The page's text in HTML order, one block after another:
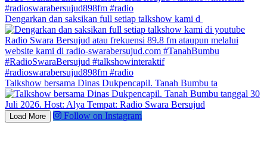
Dengarkan dan saksikan full setiap talkshow kami d
Talkshow bersama Dinas Dukpencapil. Tanah Bumbu ta
Load More Follow on Instagram